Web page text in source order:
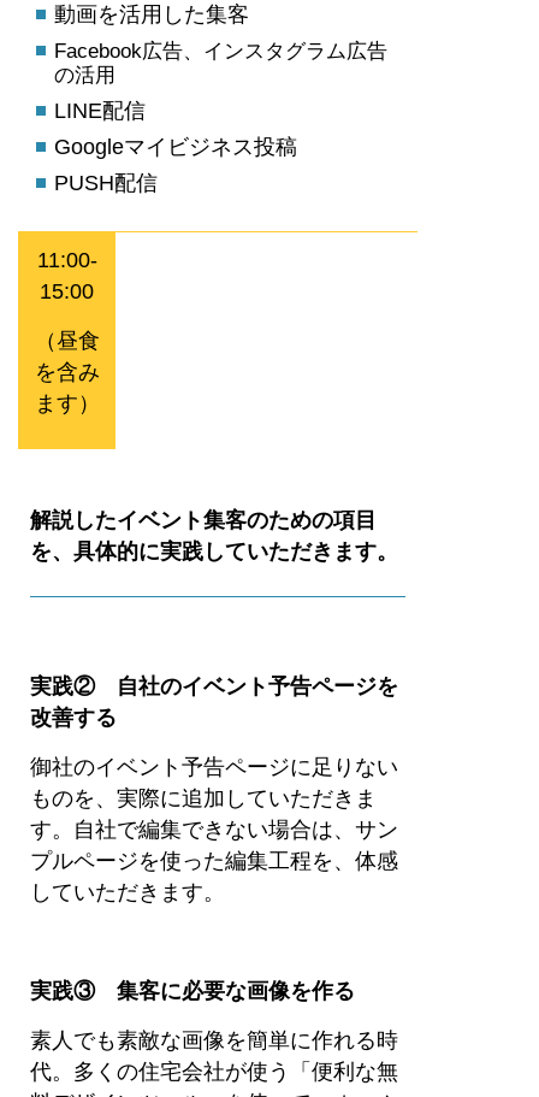
動画を活用した集客
Facebook広告、インスタグラム広告
の活用
LINE配信
Googleマイビジネス投稿
PUSH配信
11:00-
15:00
（昼食
を含み
ます）
解説したイベント集客のための項目
を、具体的に実践していただきます。
実践② 自社のイベント予告ページを
改善する
御社のイベント予告ページに足りない
ものを、実際に追加していただきま
す。自社で編集できない場合は、サン
プルページを使った編集工程を、体感
していただきます。
実践③ 集客に必要な画像を作る
素人でも素敵な画像を簡単に作れる時
代。多くの住宅会社が使う「便利な無